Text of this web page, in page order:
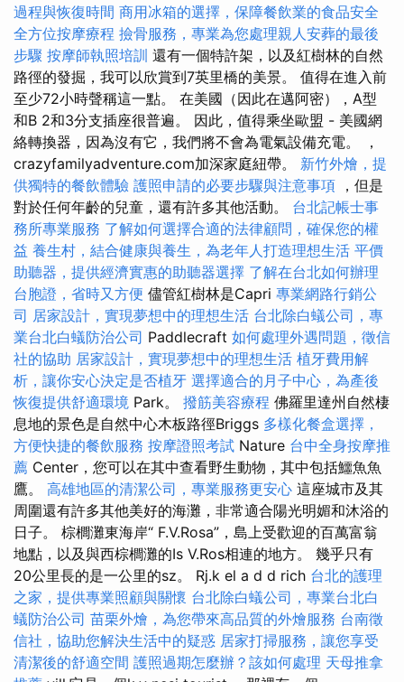
過程與恢復時間 商用冰箱的選擇，保障餐飲業的食品安全
全方位按摩療程 撿骨服務，專業為您處理親人安葬的最後
步驟 按摩師執照培訓 還有一個特許架，以及紅樹林的自然
路徑的發掘，我可以欣賞到7英里橋的美景。 值得在進入前
至少72小時聲稱這一點。 在美國（因此在邁阿密），A型
和B 2和3分支插座很普遍。 因此，值得乘坐歐盟 - 美國網
絡轉換器，因為沒有它，我們將不會為電氣設備充電。 ，
crazyfamilyadventure.com加深家庭紐帶。 新竹外燴，提
供獨特的餐飲體驗 護照申請的必要步驟與注意事項 ，但是
對於任何年齡的兒童，還有許多其他活動。 台北記帳士事
務所專業服務 了解如何選擇合適的法律顧問，確保您的權
益 養生村，結合健康與養生，為老年人打造理想生活 平價
助聽器，提供經濟實惠的助聽器選擇 了解在台北如何辦理
台胞證，省時又方便 儘管紅樹林是Capri 專業網路行銷公
司 居家設計，實現夢想中的理想生活 台北除白蟻公司，專
業台北白蟻防治公司 Paddlecraft 如何處理外遇問題，徵信
社的協助 居家設計，實現夢想中的理想生活 植牙費用解
析，讓你安心決定是否植牙 選擇適合的月子中心，為產後
恢復提供舒適環境 Park。 撥筋美容療程 佛羅里達州自然棲
息地的景色是自然中心木板路徑Briggs 多樣化餐盒選擇，
方便快捷的餐飲服務 按摩證照考試 Nature 台中全身按摩推
薦 Center，您可以在其中查看野生動物，其中包括鱷魚魚
鷹。 高雄地區的清潔公司，專業服務更安心 這座城市及其
周圍還有許多其他美好的海灘，非常適合陽光明媚和沐浴的
日子。 棕櫚灘東海岸“ F.V.Rosa”，島上受歡迎的百萬富翁
地點，以及與西棕櫚灘的Is V.Ros相連的地方。 幾乎只有
20公里長的是一公里的sz。 Rj.k el a d d rich 台北的護理
之家，提供專業照顧與關懷 台北除白蟻公司，專業台北白
蟻防治公司 苗栗外燴，為您帶來高品質的外燴服務 台南徵
信社，協助您解決生活中的疑惑 居家打掃服務，讓您享受
清潔後的舒適空間 護照過期怎麼辦？該如何處理 天母推拿